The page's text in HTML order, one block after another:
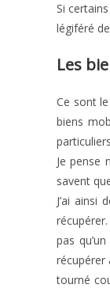
Si
légiféré
Les
Ce sont
biens
Je pense
savent
J’ai ainsi
pas
récupérer
tourné